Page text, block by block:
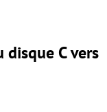
C vers